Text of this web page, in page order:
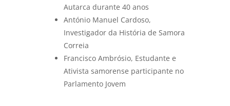
Autarca durante 40 anos
António Manuel Cardoso,
Investigador da História de Samora
Correia
Francisco Ambrósio, Estudante e
Ativista samorense participante no
Parlamento Jovem